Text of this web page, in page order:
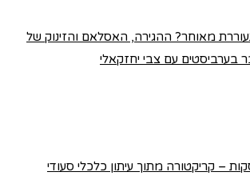
מאוחר? ההגירה, האסלאם והזינוק של
בערביסטים עם צבי יחזקאלי
– קריקטורה מתוך עיתון כלכלי סעודי